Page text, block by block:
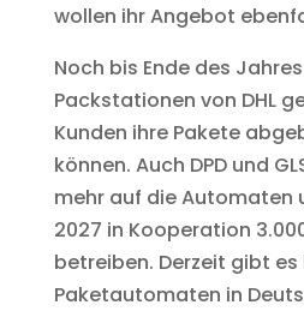
wollen ihr Angebot
Noch bis Ende des
Packstationen von DHL
Kunden ihre Pakete
können. Auch DPD und
mehr auf die Automaten
2027 in Kooperation
betreiben. Derzeit gibt es
Paketautomaten in